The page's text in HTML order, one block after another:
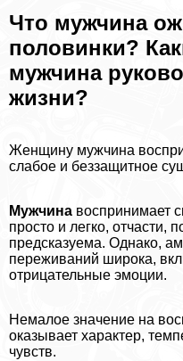
Что мужчина
половинки?
мужчина
жизни?
Женщину мужчина
слабое и беззащитное
Мужчина воспринимает
просто и легко, отчасти,
предсказуема. Однако,
переживаний широка,
отрицательные эмоции.
Немалое значение на
оказывает хаpaктер,
чувств.